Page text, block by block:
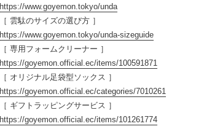
https://www.goyemon.tokyo/unda
［ 雲駄のサイズの選び方 ］
https://www.goyemon.tokyo/unda-sizeguide
［ 専用フォームクリーナー ］
https://goyemon.official.ec/items/100591871
［ オリジナル足袋型ソックス ］
https://goyemon.official.ec/categories/7010261
［ ギフトラッピングサービス ］
https://goyemon.official.ec/items/101261774